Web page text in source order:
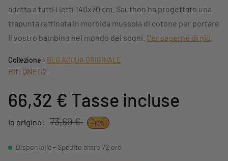
adatta a tutti i letti 140x70 cm. Sauthon ha progettato una
trapunta raffinata in morbida mussola di cotone per portare
il vostro bambino nel mondo dei sogni. Per saperne di più
Collezione : BLU ACQUA ORIGINALE
Rif: QNED2
66,32 € Tasse incluse
In origine: 73,69 € -10%
Disponibile - Spedito entro 72 ore